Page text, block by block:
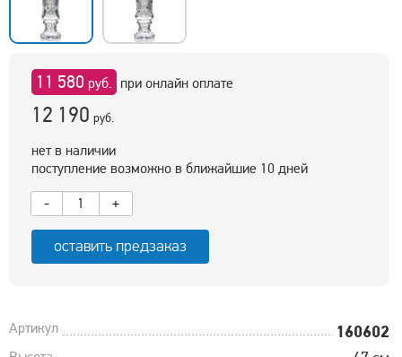
11 580 руб. при онлайн оплате
12 190 руб.
нет в наличии
поступление возможно в ближайшие 10 дней
-
+
оставить предзаказ
Артикул 160602